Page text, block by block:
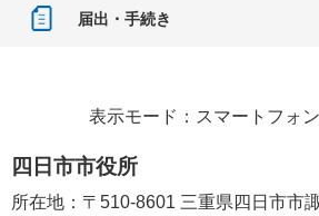
届出・手続き
表示モード：スマートフォン
四日市市役所
所在地：〒510-8601 三重県四日市市